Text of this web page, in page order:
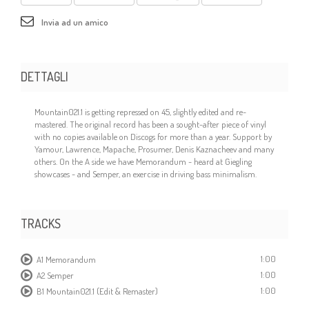
Invia ad un amico
DETTAGLI
Mountain021.1 is getting repressed on 45, slightly edited and re-
mastered. The original record has been a sought-after piece of vinyl
with no copies available on Discogs for more than a year. Support by
Yamour, Lawrence, Mapache, Prosumer, Denis Kaznacheev and many
others. On the A side we have Memorandum - heard at Giegling
showcases - and Semper, an exercise in driving bass minimalism.
TRACKS
A1 Memorandum
1:00
A2 Semper
1:00
B1 Mountain021.1 (Edit & Remaster)
1:00